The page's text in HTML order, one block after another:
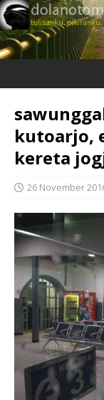
kutoarjo,
kereta
26 November